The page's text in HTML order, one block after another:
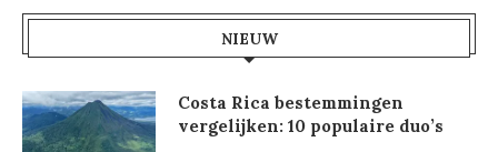
NIEUW
Costa Rica bestemmingen
vergelijken: 10 populaire duo’s